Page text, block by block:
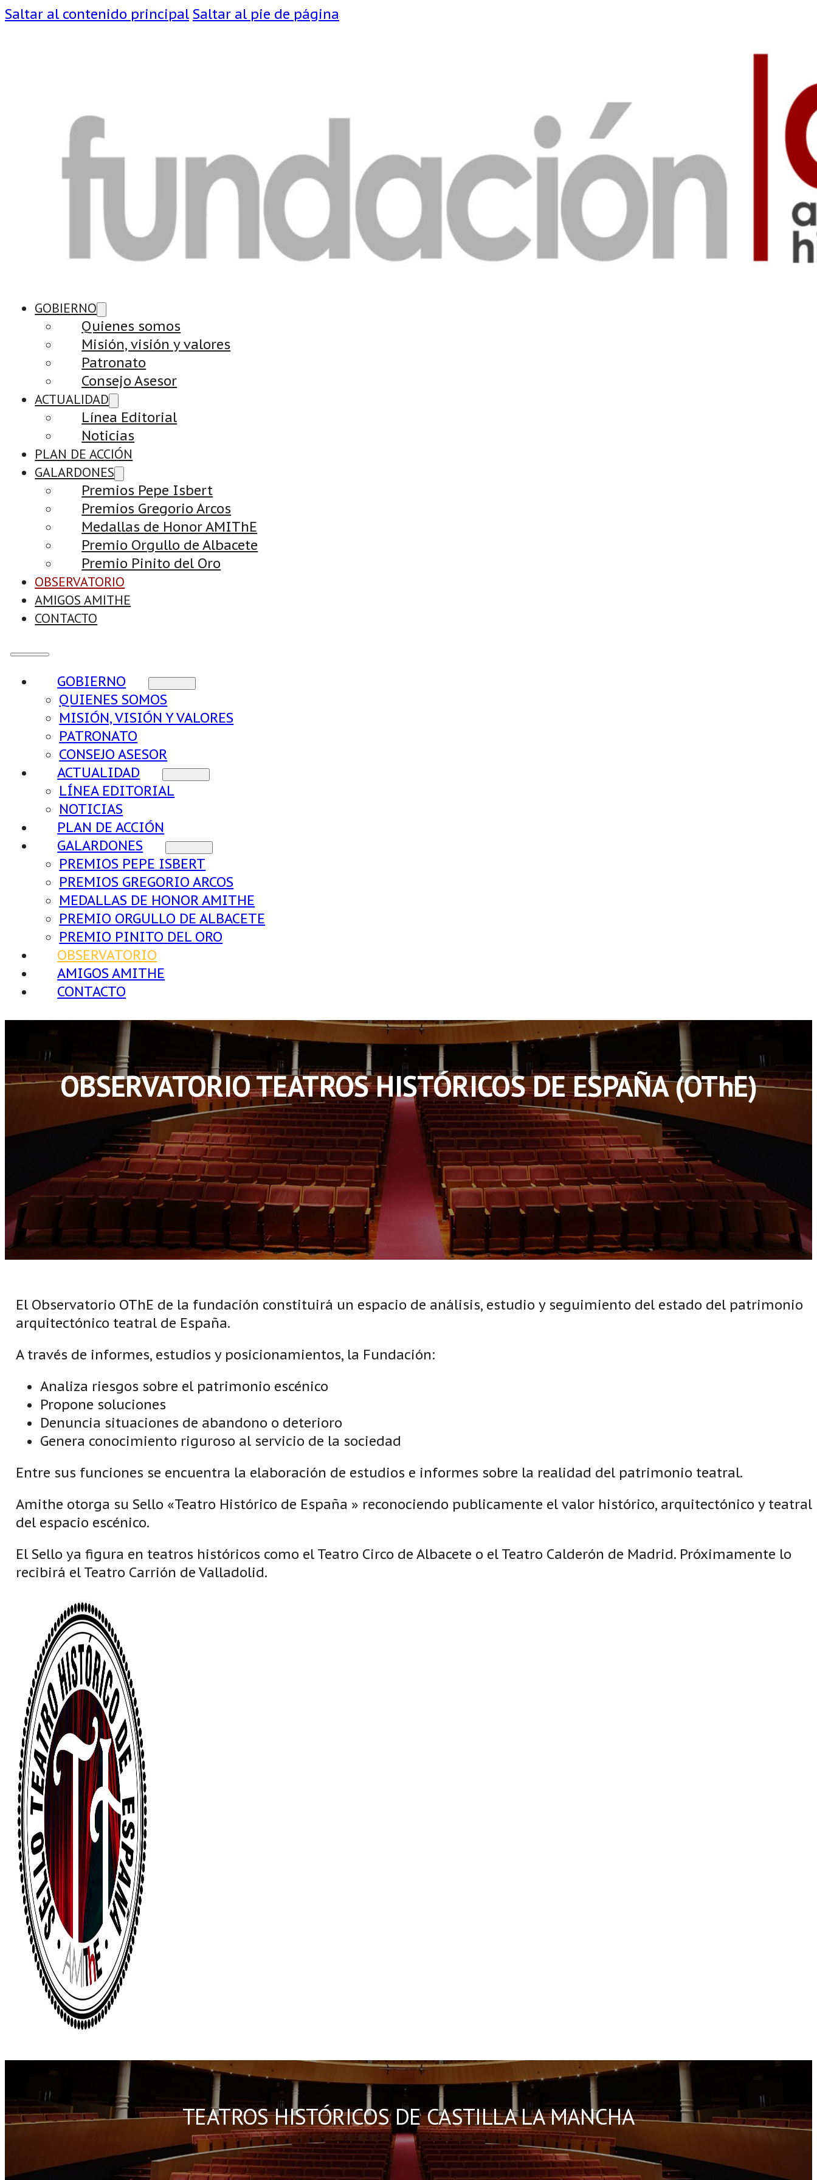
Saltar al contenido principal Saltar al pie de página
GOBIERNO
Quienes somos
Misión, visión y valores
Patronato
Consejo Asesor
ACTUALIDAD
Línea Editorial
Noticias
PLAN DE ACCIÓN
GALARDONES
Premios Pepe Isbert
Premios Gregorio Arcos
Medallas de Honor AMIThE
Premio Orgullo de Albacete
Premio Pinito del Oro
OBSERVATORIO
AMIGOS AMITHE
CONTACTO
GOBIERNO
QUIENES SOMOS
MISIÓN, VISIÓN Y VALORES
PATRONATO
CONSEJO ASESOR
ACTUALIDAD
LÍNEA EDITORIAL
NOTICIAS
PLAN DE ACCIÓN
GALARDONES
PREMIOS PEPE ISBERT
PREMIOS GREGORIO ARCOS
MEDALLAS DE HONOR AMITHE
PREMIO ORGULLO DE ALBACETE
PREMIO PINITO DEL ORO
OBSERVATORIO
AMIGOS AMITHE
CONTACTO
OBSERVATORIO TEATROS HISTÓRICOS DE ESPAÑA (OThE)
El Observatorio OThE de la fundación constituirá un espacio de análisis, estudio y seguimiento del estado del patrimonio
arquitectónico teatral de España.
A través de informes, estudios y posicionamientos, la Fundación:
Analiza riesgos sobre el patrimonio escénico
Propone soluciones
Denuncia situaciones de abandono o deterioro
Genera conocimiento riguroso al servicio de la sociedad
Entre sus funciones se encuentra la elaboración de estudios e informes sobre la realidad del patrimonio teatral.
Amithe otorga su Sello «Teatro Histórico de España » reconociendo publicamente el valor histórico, arquitectónico y teatral
del espacio escénico.
El Sello ya figura en teatros históricos como el Teatro Circo de Albacete o el Teatro Calderón de Madrid. Próximamente lo
recibirá el Teatro Carrión de Valladolid.
TEATROS HISTÓRICOS DE CASTILLA LA MANCHA